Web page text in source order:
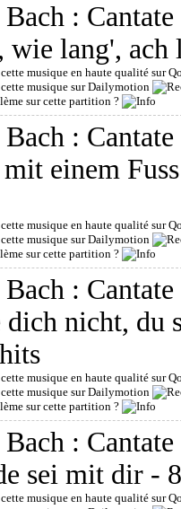
Bach :
wie lang', ach
Bach :
mit einem
Bach :
dich nicht, du
Bach :
sei mit dir -